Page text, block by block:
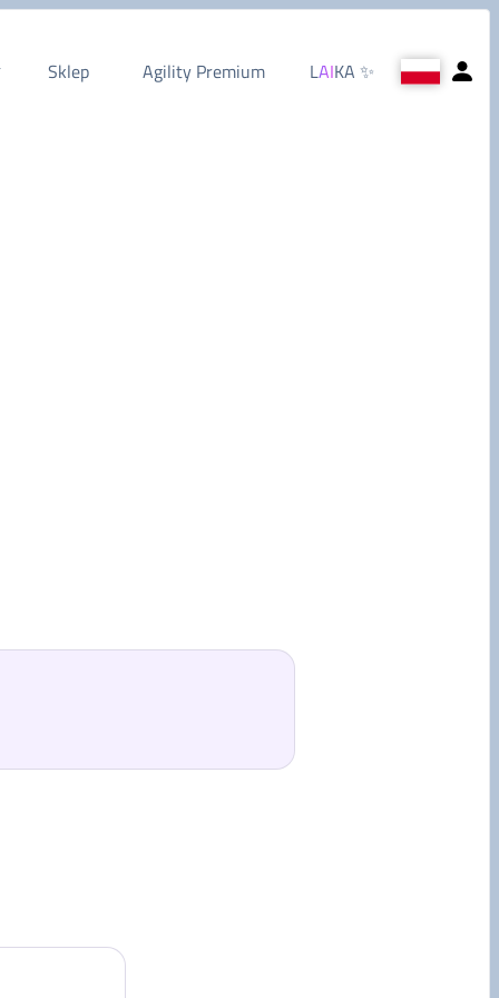
Sklep Agility Premium LAIKA ✨